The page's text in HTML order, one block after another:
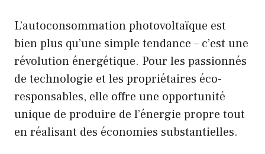
L’autoconsommation photovoltaïque est
bien plus qu’une simple tendance – c’est une
révolution énergétique. Pour les passionnés
de technologie et les propriétaires éco-
responsables, elle offre une opportunité
unique de produire de l’énergie propre tout
en réalisant des économies substantielles.